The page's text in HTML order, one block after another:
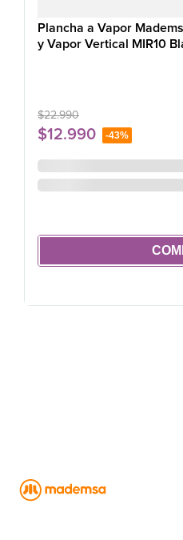
Plancha a Vapor
y Vapor Vertical MIR10
$22.990
$12.990 -43%